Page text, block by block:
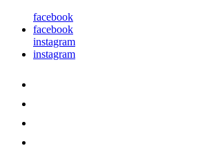
facebook
facebook
instagram
instagram